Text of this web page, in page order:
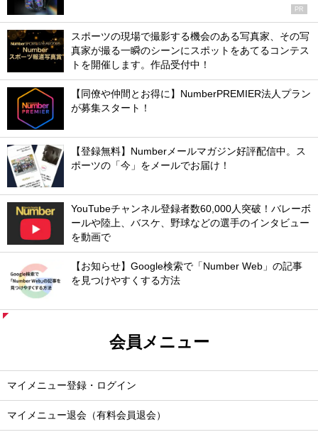
PR
スポーツの現場で撮影する機会のある写真家、その写
真家が撮る一瞬のシーンにスポットをあてるコンテス
トを開催します。作品受付中！
【同僚や仲間とお得に】NumberPREMIER法人プラン
が募集スタート！
【登録無料】Numberメールマガジン好評配信中。ス
ポーツの「今」をメールでお届け！
YouTubeチャンネル登録者数60,000人突破！バレーボ
ールや陸上、バスケ、野球などの選手のインタビュー
を動画で
【お知らせ】Google検索で「Number Web」の記事
を見つけやすくする方法
会員メニュー
マイメニュー登録・ログイン
マイメニュー退会（有料会員退会）